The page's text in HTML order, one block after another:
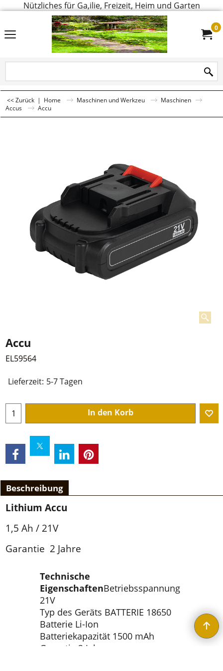
Nützliches für Ga,ilie, Freizeit, Heim und Garten
0
<< Zurück | Home Maschinen und Werkzeu
Maschinen
Accus
Accu
Accu
EL59564
Lieferzeit: 5-7 Tagen
In den Korb
Beschreibung
Lithium Accu
1,5 Ah / 21V
Garantie 2 Jahre
Technische
EigenschaftenBetriebsspannung
21V
Typ des Geräts BATTERIE 18650
Batterie Li-Ion
Batteriekapazität 1500 mAh
Garantie 2 Jahre